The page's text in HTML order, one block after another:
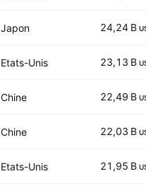
Japon 24,24 B
Etats-Unis 23,13 B
Chine 22,49 B
Chine 22,03 B
Etats-Unis 21,95 B